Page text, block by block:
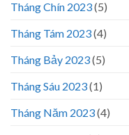
Tháng Chín 2023(5)
Tháng Tám 2023(4)
Tháng Bảy 2023(5)
Tháng Sáu 2023(1)
Tháng Năm 2023(4)